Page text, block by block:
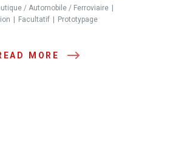
/ Automobile / Ferroviaire
Facultatif Prototypage
MORE